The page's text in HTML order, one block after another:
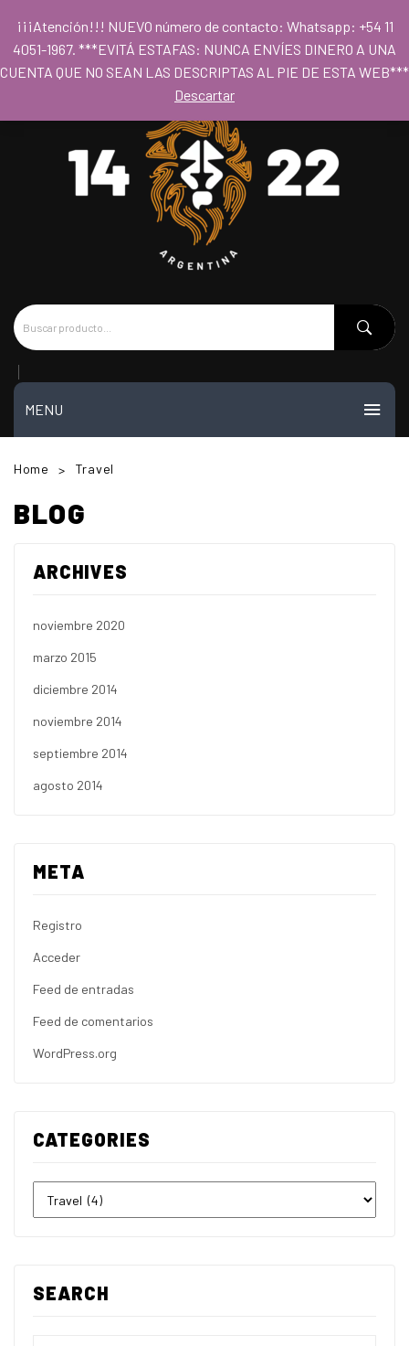
- Horario 09hs a 18hs
MENU
TIENDA
VIDEOS
Home > Travel
BLOG
ARCHIVES
noviembre 2020
marzo 2015
diciembre 2014
noviembre 2014
septiembre 2014
agosto 2014
META
Registro
Acceder
Feed de entradas
Feed de comentarios
WordPress.org
CATEGORIES
SEARCH
¡¡¡Atención!!! NUEVO número de contacto: Whatsapp: +54 11
4051-1967. ***EVITÁ ESTAFAS: NUNCA ENVÍES DINERO A UNA
CUENTA QUE NO SEAN LAS DESCRIPTAS AL PIE DE ESTA WEB***
Descartar